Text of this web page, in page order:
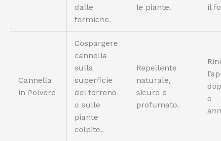
dalle
formiche.
le piante.
il
Cannella
in Polvere
Cospargere
cannella
sulla
superficie
del terreno
o sulle
piante
colpite.
Repellente
naturale,
sicuro e
profumato.
o